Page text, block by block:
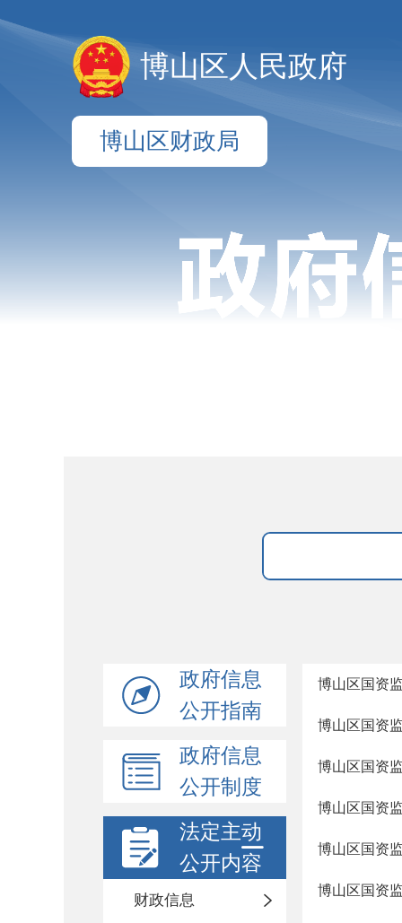
博山区人民政府
博山区财政局
政府信息
公开指南
政府信息
公开制度
法定主动
公开内容
财政信息
博山区国资
博山区国资
博山区国资
博山区国资
博山区国资
博山区国资